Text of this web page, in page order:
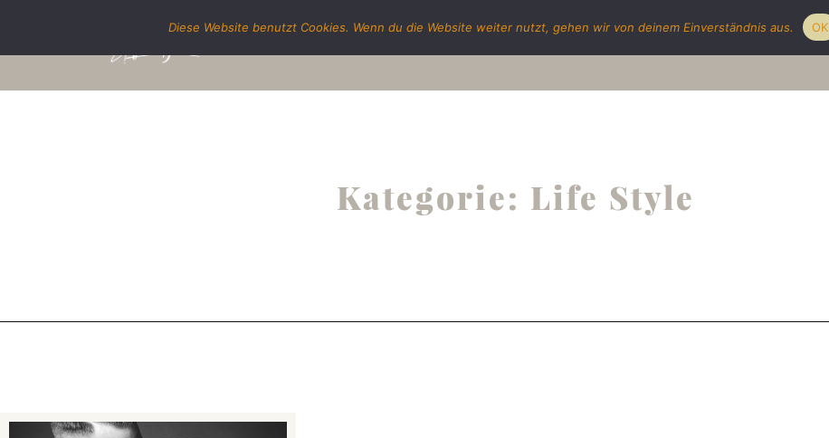
Portfolio
Kategorie: Life Style
Diese Website benutzt Cookies. Wenn du die Website weiter nutzt, gehen wir von deinem Einverständnis aus. OK